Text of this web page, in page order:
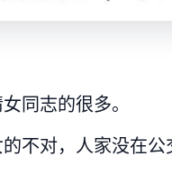
同志的很多。
不对，人家没在